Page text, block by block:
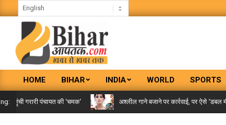
to
BIHAR
AAPTAK
Primary
Navigation
Menu
HOME BIHAR INDIA WORLD SPORTS
गरारी पंचायत की ‘चमक’ अश्लील गाने बजाने पर कार्रवाई, पर ऐसे ‘डबल